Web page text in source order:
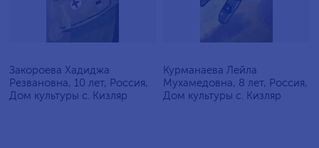
Закороева Хадиджа
Резвановна, 10 лет, Россия,
Дом культуры с. Кизляр
Курманаева Лейла
Мухамедовна, 8 лет, Россия,
Дом культуры с. Кизляр